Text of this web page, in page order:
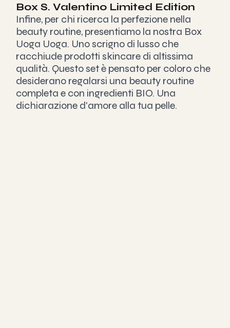
Box S. Valentino Limited Edition
Infine, per chi ricerca la perfezione nella
beauty routine, presentiamo la nostra Box
Uoga Uoga. Uno scrigno di lusso che
racchiude prodotti skincare di altissima
qualità. Questo set è pensato per coloro che
desiderano regalarsi una beauty routine
completa e con ingredienti BIO. Una
dichiarazione d'amore alla tua pelle.